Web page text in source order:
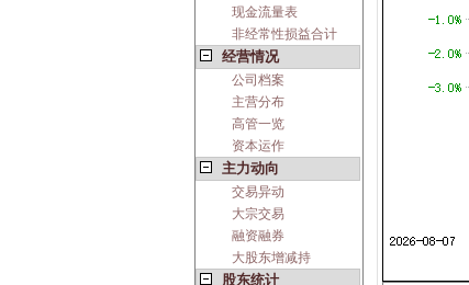
现金流量表
非经常性损益合计
经营情况
公司档案
主营分布
高管一览
资本运作
主力动向
交易异动
大宗交易
融资融券
大股东增减持
股东统计